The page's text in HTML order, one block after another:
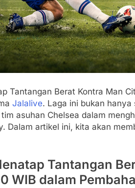
Tantangan Berat Kontra Man
Jalalive. Laga ini bukan
asuhan Chelsea dalam
Dalam artikel ini, kita akan
Tantangan
WIB dalam